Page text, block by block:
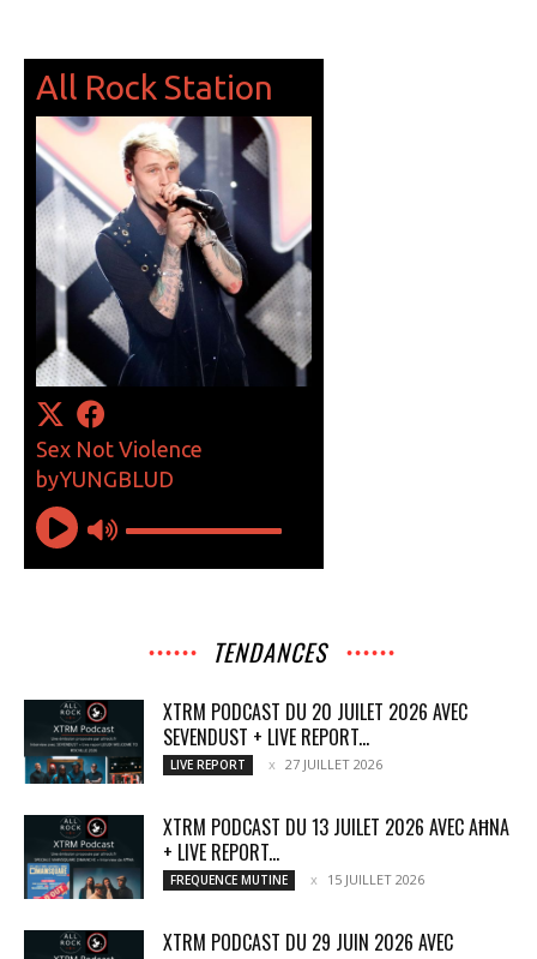
TENDANCES
XTRM PODCAST DU 20 JUILET 2026 AVEC
SEVENDUST + LIVE REPORT...
LIVE REPORT 27 JUILLET 2026
XTRM PODCAST DU 13 JUILET 2026 AVEC AĦNA
+ LIVE REPORT...
FREQUENCE MUTINE 15 JUILLET 2026
XTRM PODCAST DU 29 JUIN 2026 AVEC